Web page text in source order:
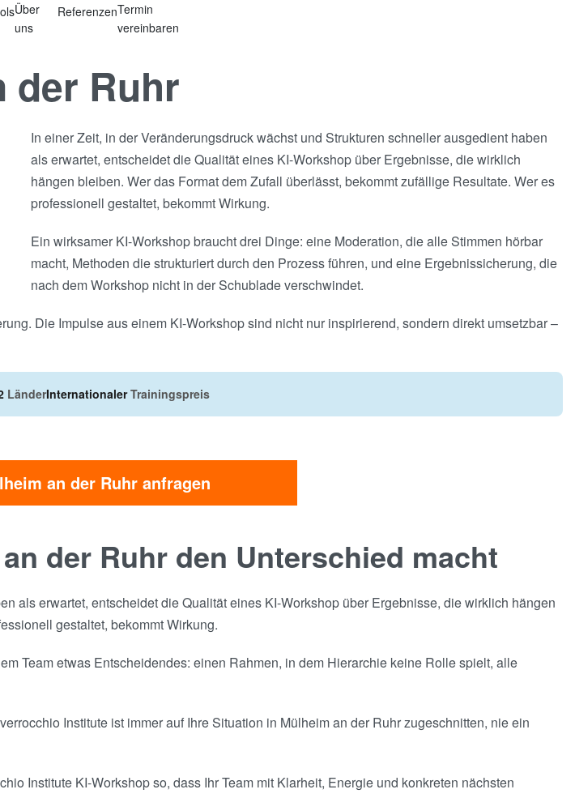
Über
uns
ReferenzenTermin
vereinbaren
der Ruhr
In einer Zeit, in der Veränderungsdruck wächst und Strukturen schneller ausgedient haben
als erwartet, entscheidet die Qualität eines KI-Workshop über Ergebnisse, die wirklich
hängen bleiben. Wer das Format dem Zufall überlässt, bekommt zufällige Resultate. Wer es
professionell gestaltet, bekommt Wirkung.
Ein wirksamer KI-Workshop braucht drei Dinge: eine Moderation, die alle Stimmen hörbar
macht, Methoden die strukturiert durch den Prozess führen, und eine Ergebnissicherung, die
nach dem Workshop nicht in der Schublade verschwindet.
Die Impulse aus einem KI-Workshop sind nicht nur inspirierend, sondern direkt umsetzbar –
LänderInternationalerTrainingspreis
an der Ruhr anfragen
der Ruhr den Unterschied macht
als erwartet, entscheidet die Qualität eines KI-Workshop über Ergebnisse, die wirklich hängen
gestaltet, bekommt Wirkung.
Team etwas Entscheidendes: einen Rahmen, in dem Hierarchie keine Rolle spielt, alle
Institute ist immer auf Ihre Situation in Mülheim an der Ruhr zugeschnitten, nie ein
Institute KI-Workshop so, dass Ihr Team mit Klarheit, Energie und konkreten nächsten